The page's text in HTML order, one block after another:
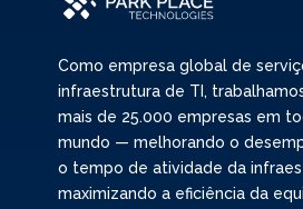
Como empresa global de
infraestrutura de TI,
mais de 25.000 empresas em
mundo — melhorando o
o tempo de atividade da
maximizando a eficiência da